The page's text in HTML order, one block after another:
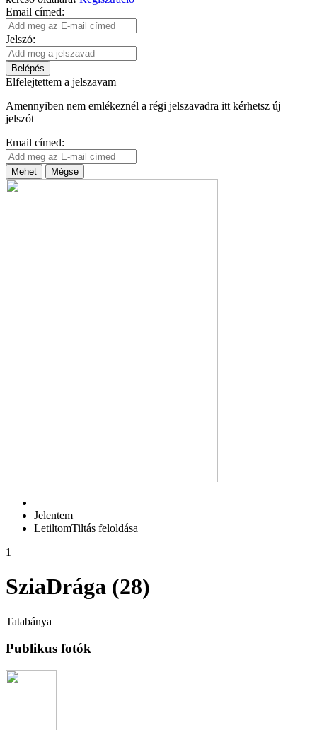
Email címed:
Jelszó:
Belépés
Elfelejtettem a jelszavam
Amennyiben nem emlékeznél a régi jelszavadra itt kérhetsz új
jelszót
Email címed:
Mehet Mégse
Jelentem
LetiltomTiltás feloldása
1
SziaDrága (28)
Tatabánya
Publikus fotók